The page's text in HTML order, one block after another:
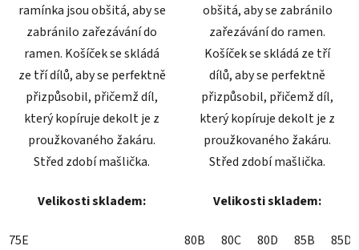
ramínka jsou obšitá, aby se
zabránilo zařezávání do
ramen. Košíček se skládá
ze tří dílů, aby se perfektně
přizpůsobil, přičemž díl,
který kopíruje dekolt je z
proužkovaného žakáru.
Střed zdobí mašlička.
Velikosti skladem:
75E
obšitá, aby se zabránilo
zařezávání do ramen.
Košíček se skládá ze tří
dílů, aby se perfektně
přizpůsobil, přičemž díl,
který kopíruje dekolt je z
proužkovaného žakáru.
Střed zdobí mašlička.
Velikosti skladem:
80B 80C 80D 85B 85D